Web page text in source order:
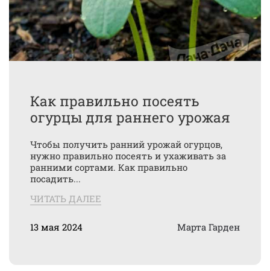
Как правильно посеять
огурцы для раннего урожая
Чтобы получить ранний урожай огурцов,
нужно правильно посеять и ухаживать за
ранними сортами. Как правильно
посадить...
ЧИТАТЬ ДАЛЕЕ
13 мая 2024 Марта Гарден